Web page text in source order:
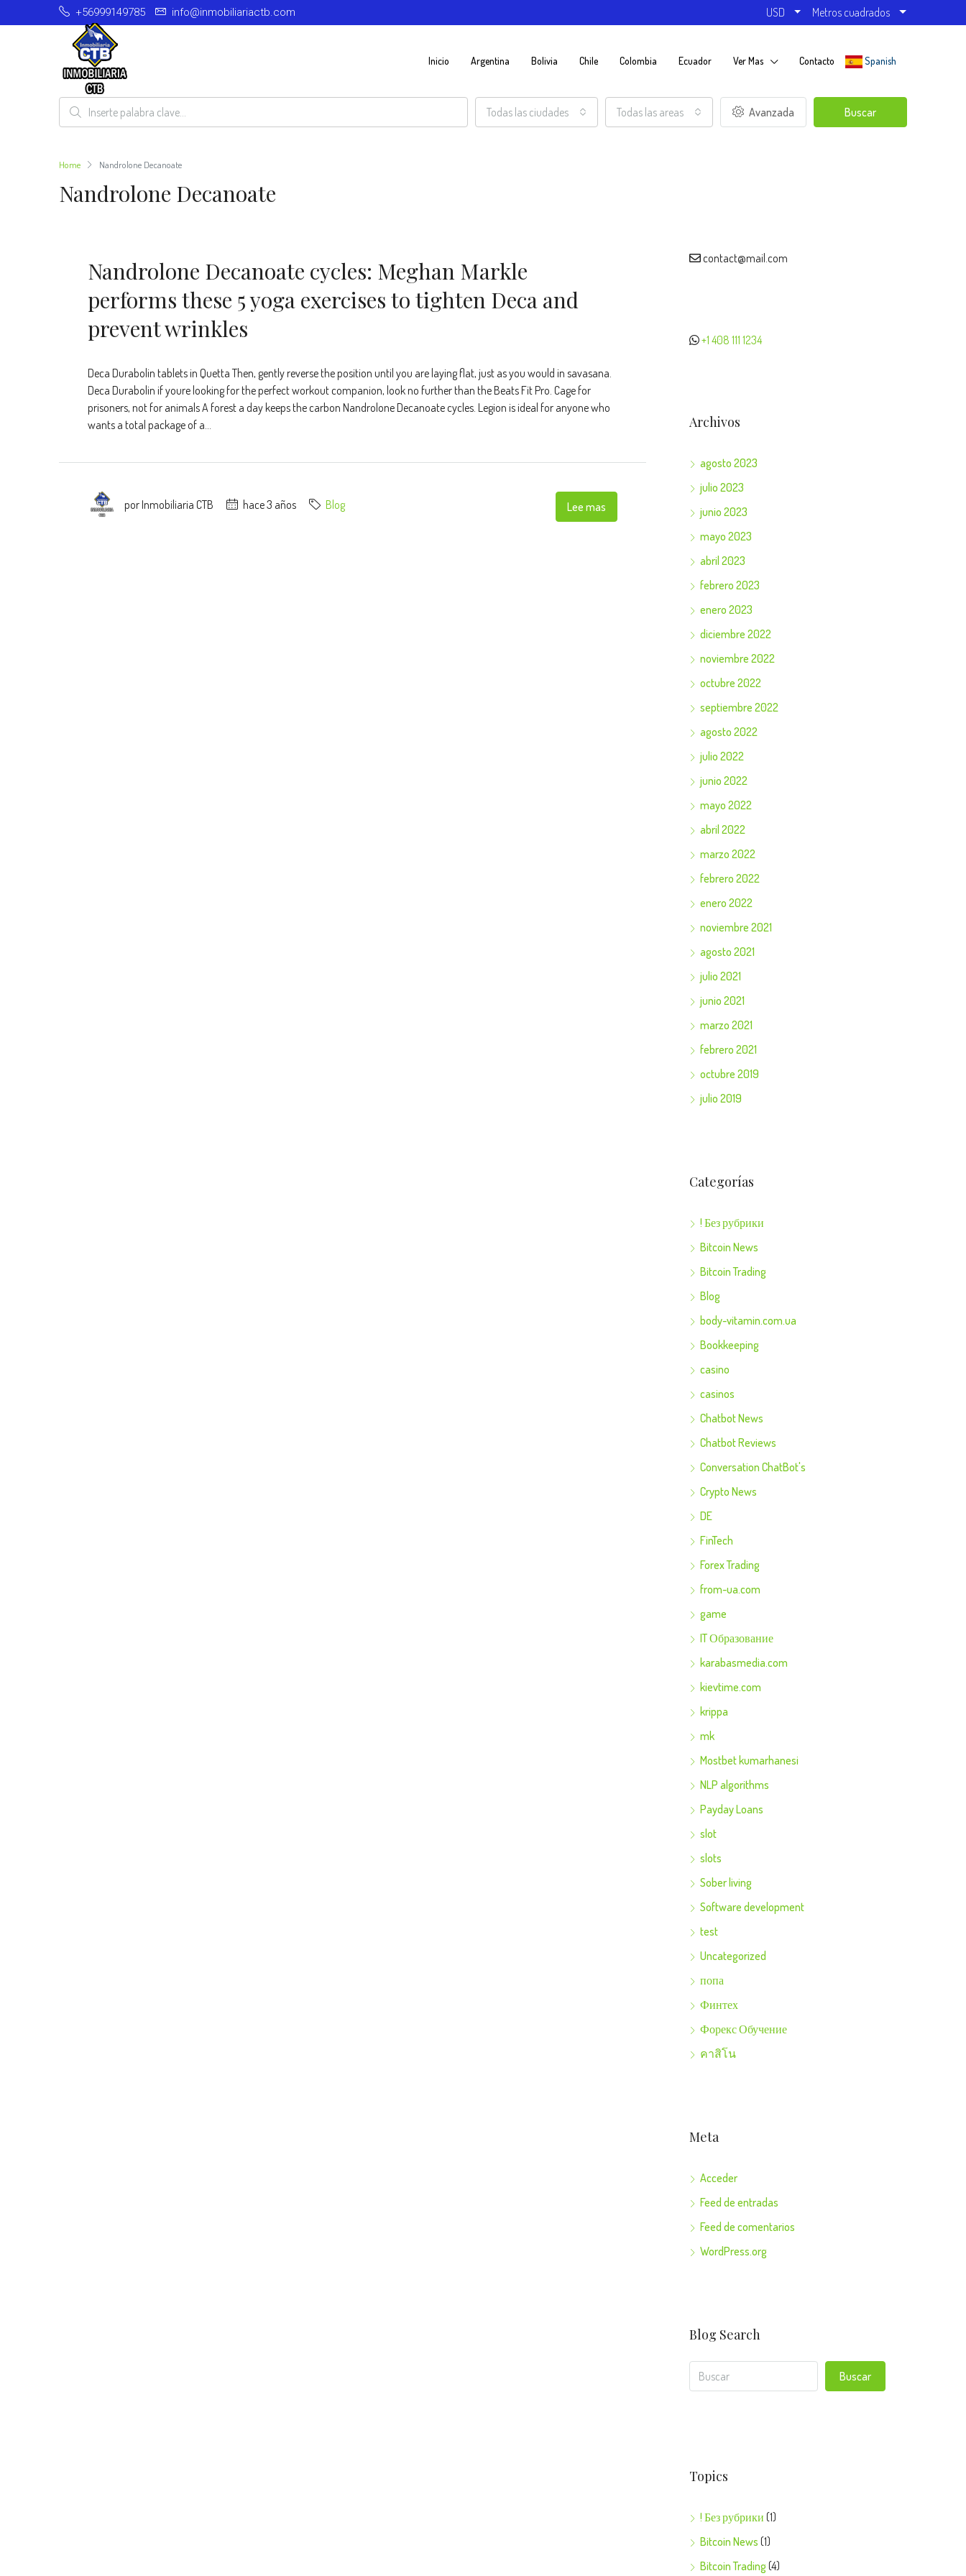
+56999149785 info@inmobiliariactb.com USD Metros cuadrados
Inicio Argentina Bolivia Chile Colombia Ecuador Ver Mas Contacto Spanish
Todas las ciudades Todas las areas Avanzada Buscar
Home Nandrolone Decanoate
Nandrolone Decanoate
Nandrolone Decanoate cycles: Meghan Markle
performs these 5 yoga exercises to tighten Deca and
prevent wrinkles
Deca Durabolin tablets in Quetta Then, gently reverse the position until you are laying flat, just as you would in savasana.
Deca Durabolin if youre looking for the perfect workout companion, look no further than the Beats Fit Pro. Cage for
prisoners, not for animals A forest a day keeps the carbon Nandrolone Decanoate cycles. Legion is ideal for anyone who
wants a total package of a...
por Inmobiliaria CTB hace 3 años Blog Lee mas
contact@mail.com
+1 408 111 1234
Archivos
agosto 2023
julio 2023
junio 2023
mayo 2023
abril 2023
febrero 2023
enero 2023
diciembre 2022
noviembre 2022
octubre 2022
septiembre 2022
agosto 2022
julio 2022
junio 2022
mayo 2022
abril 2022
marzo 2022
febrero 2022
enero 2022
noviembre 2021
agosto 2021
julio 2021
junio 2021
marzo 2021
febrero 2021
octubre 2019
julio 2019
Categorías
! Без рубрики
Bitcoin News
Bitcoin Trading
Blog
body-vitamin.com.ua
Bookkeeping
casino
casinos
Chatbot News
Chatbot Reviews
Conversation ChatBot's
Crypto News
DE
FinTech
Forex Trading
from-ua.com
game
IT Образование
karabasmedia.com
kievtime.com
krippa
mk
Mostbet kumarhanesi
NLP algorithms
Payday Loans
slot
slots
Sober living
Software development
test
Uncategorized
попа
Финтех
Форекс Обучение
คาสิโน
Meta
Acceder
Feed de entradas
Feed de comentarios
WordPress.org
Blog Search
Buscar
Topics
! Без рубрики (1)
Bitcoin News (1)
Bitcoin Trading (4)